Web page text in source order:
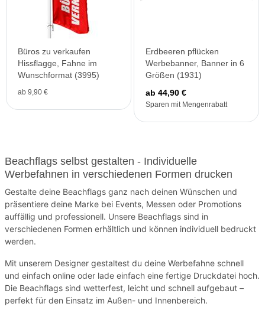
Büros zu verkaufen
Hissflagge, Fahne im
Wunschformat (3995)
ab 9,90 €
Erdbeeren pflücken
Werbebanner, Banner in 6
Größen (1931)
ab 44,90 €
Sparen mit Mengenrabatt
Beachflags selbst gestalten - Individuelle
Werbefahnen in verschiedenen Formen drucken
Gestalte deine Beachflags ganz nach deinen Wünschen und
präsentiere deine Marke bei Events, Messen oder Promotions
auffällig und professionell. Unsere Beachflags sind in
verschiedenen Formen erhältlich und können individuell bedruckt
werden.
Mit unserem Designer gestaltest du deine Werbefahne schnell
und einfach online oder lade einfach eine fertige Druckdatei hoch.
Die Beachflags sind wetterfest, leicht und schnell aufgebaut –
perfekt für den Einsatz im Außen- und Innenbereich.